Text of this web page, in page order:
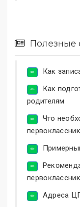
Полезные
Как
Как
родителям
Что
Адреса